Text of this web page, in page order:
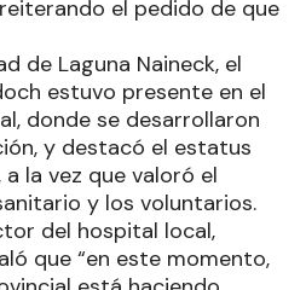
tenemos que estar
habla de una posible
no sea así”, marcó,
con un gobernador
todo el tiempo atento
el pedido de que
de Laguna Naineck, el
estuvo presente en el
donde se desarrollaron